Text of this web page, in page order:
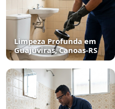
Limpeza Profunda em
Guajuviras, Canoas‑RS